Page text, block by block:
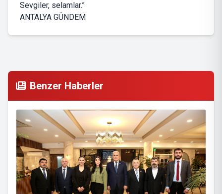
Sevgiler, selamlar.”
ANTALYA GÜNDEM
Benzer Haberler